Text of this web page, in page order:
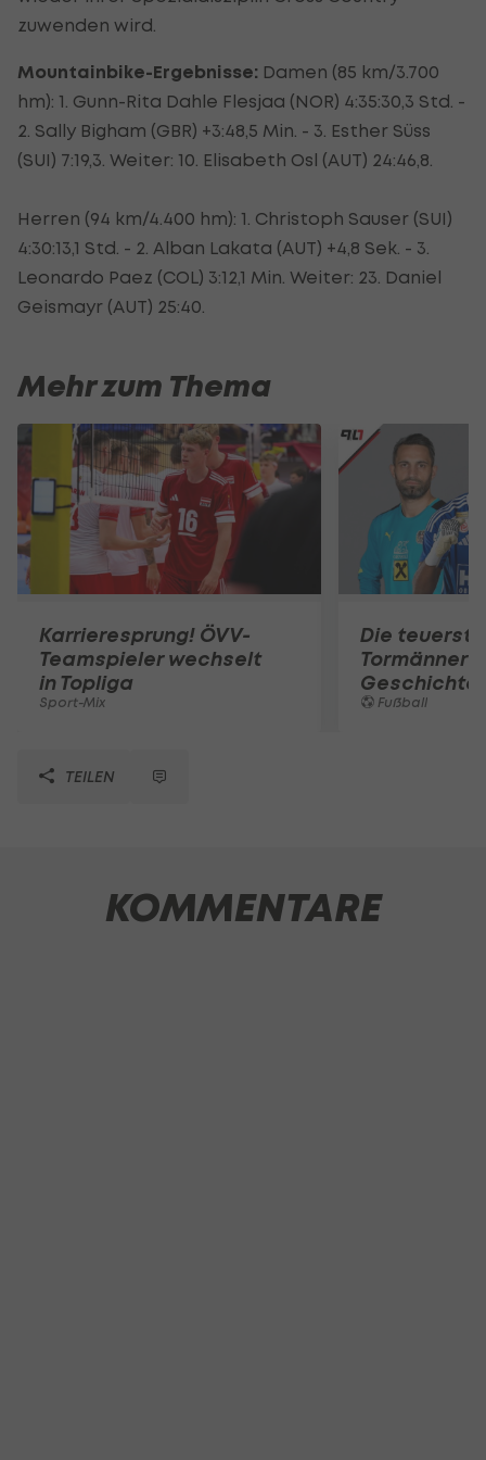
zuwenden wird.
Mountainbike-Ergebnisse: Damen (85 km/3.700
hm): 1. Gunn-Rita Dahle Flesjaa (NOR) 4:35:30,3 Std. -
2. Sally Bigham (GBR) +3:48,5 Min. - 3. Esther Süss
(SUI) 7:19,3. Weiter: 10. Elisabeth Osl (AUT) 24:46,8.
Herren (94 km/4.400 hm): 1. Christoph Sauser (SUI)
4:30:13,1 Std. - 2. Alban Lakata (AUT) +4,8 Sek. - 3.
Leonardo Paez (COL) 3:12,1 Min. Weiter: 23. Daniel
Geismayr (AUT) 25:40.
Mehr zum Thema
Karrieresprung! ÖVV-
Teamspieler wechselt
in Topliga
Sport-Mix
Die
Tormänner
Geschichte
Fußball
TEILEN
KOMMENTARE